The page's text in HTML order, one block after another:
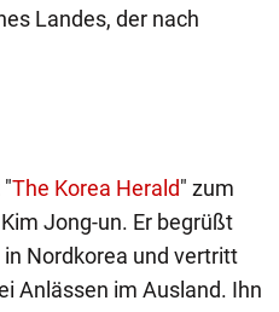
Landes, der nach
The Korea Herald" zum
Jong-un. Er begrüßt
Nordkorea und vertritt
Anlässen im Ausland. Ihn